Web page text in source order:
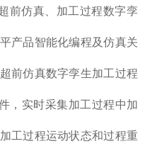
前仿真、加工过程数字孪
产品智能化编程及仿真关
前仿真数字孪生加工过程
，实时采集加工过程中加
工过程运动状态和过程重